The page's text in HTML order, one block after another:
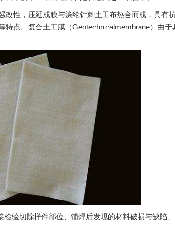
改性，压延成膜与涤纶针刺土工布热合而成，具有
特点。复合土工膜（Geotechnicalmembrane）由
检验切除样件部位、铺焊后发现的材料破损与缺陷